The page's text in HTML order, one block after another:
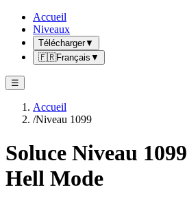
Accueil
Niveaux
Télécharger▼
🇫🇷Français ▼
☰
Accueil
/Niveau 1099
Soluce Niveau 1099
Hell Mode